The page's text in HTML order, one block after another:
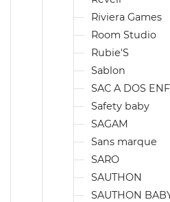
Riviera Games
Room Studio
Rubie'S
Sablon
SAC A DOS
Safety baby
SAGAM
Sans marque
SARO
SAUTHON
SAUTHON